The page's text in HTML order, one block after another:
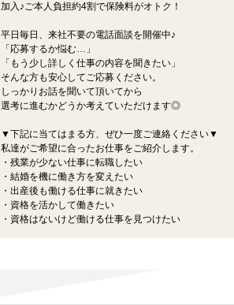
加入♪ご本人負担約4割で保険料がオトク！
平日毎日、来社不要の電話面談を開催中♪
「応募するか悩む…」
「もう少し詳しく仕事の内容を聞きたい」
そんな方も安心してご応募ください。
しっかりお話を聞いて頂いてから
選考に進むかどうか考えていただけます◎
▼下記に当てはまる方、ぜひ一度ご連絡ください▼
私達がご希望に合ったお仕事をご紹介します。
・残業が少ない仕事に転職したい
・結婚を機に働き方を変えたい
・出産後も働ける仕事に就きたい
・資格を活かして働きたい
・資格はないけど働ける仕事を見つけたい